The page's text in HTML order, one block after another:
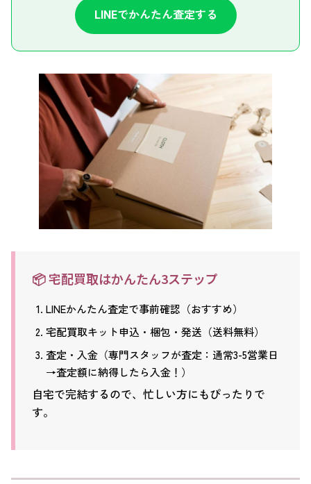
LINEでかんたん査定する
📦 宅配買取はかんたん3ステップ
LINEかんたん査定で事前確認（おすすめ）
宅配買取キット申込・梱包・発送（送料無料）
査定・入金（専門スタッフが査定：通常3-5営業日
→査定額に納得したら入金！）
自宅で完結するので、忙しい方にもぴったりで
す。